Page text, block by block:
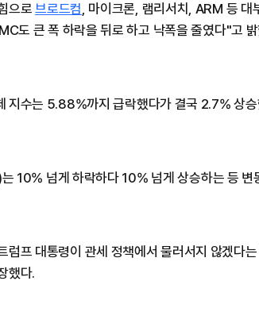
으로브로드컴, 마이크론, 램리서치, ARM 등 대
도 큰 폭 하락을 뒤로 하고 낙폭을 줄였다"고
지수는 5.88%까지 급락했다가 결국 2.7% 상승
10% 넘게 하락하다 10% 넘게 상승하는 등 변
럼프 대통령이 관세 정책에서 물러서지 않겠다
했다.